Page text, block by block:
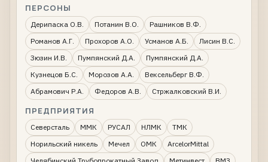
ПЕРСОНЫ
Дерипаска О.В. Потанин В.О.
Рашников В.Ф.
Романов А.Г.
Прохоров А.О. Усманов А.Б.
Лисин В.С.
Зюзин И.В.
Пумпянский Д.А.
Пумпянский Д.А.
Кузнецов Б.С.
Морозов А.А.
Вексельберг В.Ф.
Абрамович Р.А.
Федоров А.В. Стржалковский В.И.
ПРЕДПРИЯТИЯ
Северсталь ММК РУСАЛ НЛМК
ТМК
Норильский никель
Мечел ОМК
ArcelorMittal